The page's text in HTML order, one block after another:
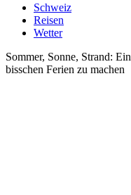
Schweiz
Reisen
Wetter
Sommer, Sonne, Strand:
bisschen Ferien zu machen